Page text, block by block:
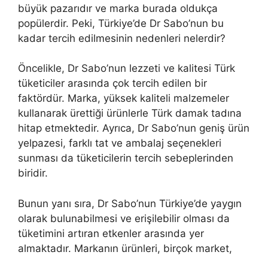
büyük pazarıdır ve marka burada oldukça
popülerdir. Peki, Türkiye’de Dr Sabo’nun bu
kadar tercih edilmesinin nedenleri nelerdir?
Öncelikle, Dr Sabo’nun lezzeti ve kalitesi Türk
tüketiciler arasında çok tercih edilen bir
faktördür. Marka, yüksek kaliteli malzemeler
kullanarak ürettiği ürünlerle Türk damak tadına
hitap etmektedir. Ayrıca, Dr Sabo’nun geniş ürün
yelpazesi, farklı tat ve ambalaj seçenekleri
sunması da tüketicilerin tercih sebeplerinden
biridir.
Bunun yanı sıra, Dr Sabo’nun Türkiye’de yaygın
olarak bulunabilmesi ve erişilebilir olması da
tüketimini artıran etkenler arasında yer
almaktadır. Markanın ürünleri, birçok market,